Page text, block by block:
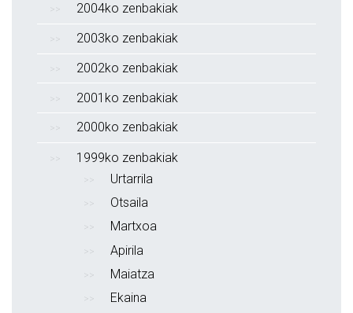
2004ko zenbakiak
2003ko zenbakiak
2002ko zenbakiak
2001ko zenbakiak
2000ko zenbakiak
1999ko zenbakiak
Urtarrila
Otsaila
Martxoa
Apirila
Maiatza
Ekaina